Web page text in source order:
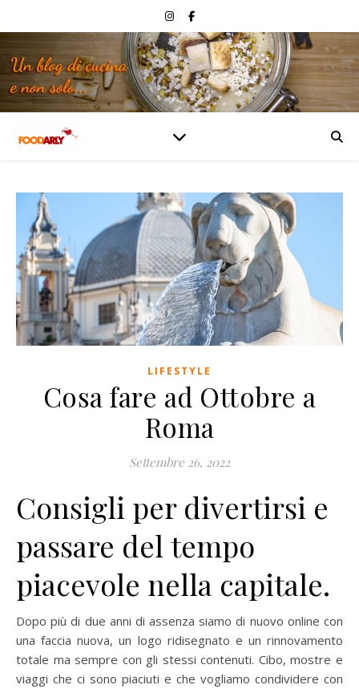
LIFESTYLE
Cosa fare ad Ottobre a
Roma
Settembre 26, 2022
Consigli per divertirsi e
passare del tempo
piacevole nella capitale.
Dopo più di due anni di assenza siamo di nuovo online con
una faccia nuova, un logo ridisegnato e un rinnovamento
totale ma sempre con gli stessi contenuti. Cibo, mostre e
viaggi che ci sono piaciuti e che vogliamo condividere con